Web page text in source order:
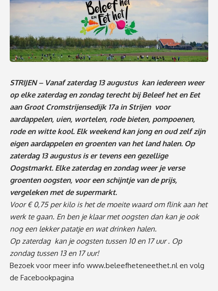
STRIJEN – Vanaf zaterdag 13 augustus kan iedereen weer
op elke zaterdag en zondag terecht bij Beleef het en Eet
aan Groot Cromstrijensedijk 17a in Strijen voor
aardappelen, uien, wortelen, rode bieten, pompoenen,
rode en witte kool. Elk weekend kan jong en oud zelf zijn
eigen aardappelen en groenten van het land halen. Op
zaterdag 13 augustus is er tevens een gezellige
Oogstmarkt. Elke zaterdag en zondag weer je verse
groenten oogsten, voor een schijntje van de prijs,
vergeleken met de supermarkt.
Voor € 0,75 per kilo is het de moeite waard om flink aan het
werk te gaan. En ben je klaar met oogsten dan kan je ook
nog een lekker patatje en wat drinken halen.
Op zaterdag kan je oogsten tussen 10 en 17 uur . Op
zondag tussen 13 en 17 uur!
Bezoek voor meer info www.beleefheteneethet.nlen volg
de Facebookpagina